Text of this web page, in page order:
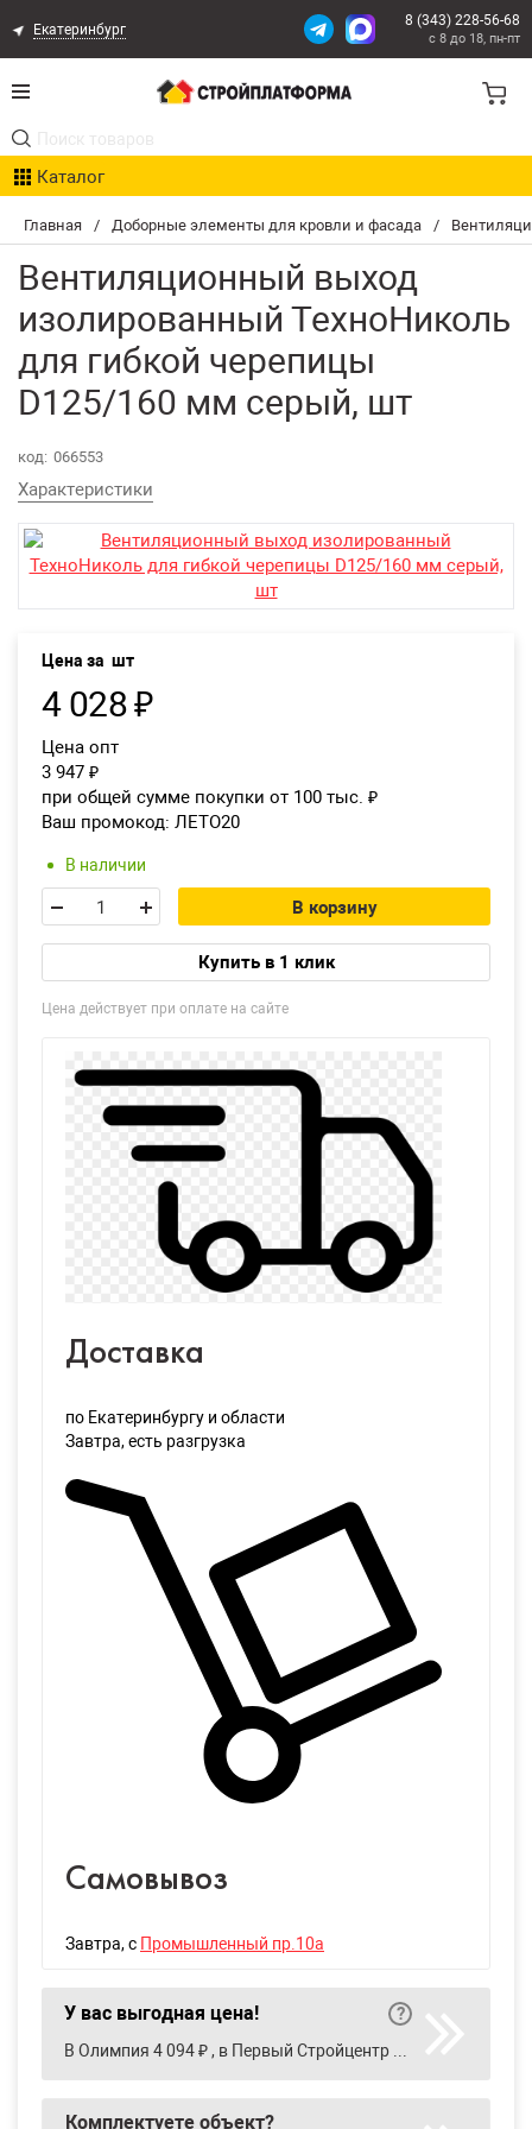
Главная / Доборные элементы для кровли и фасада /
Вентиляционный выход
изолированный ТехноНиколь
для гибкой черепицы
D125/160 мм серый, шт
код: 066553
Характеристики
Цена за шт
4 028₽
Цена опт
3 947 ₽
при общей сумме покупки от 100 тыс. ₽
Ваш промокод: ЛЕТО20
В наличии
В корзину
Купить в 1 клик
Цена действует при оплате на сайте
Доставка
по Екатеринбургу и области
Завтра, есть разгрузка
Самовывоз
Завтра, с Промышленный пр.10а
У вас выгодная цена!
Комплектуете объект?
Екатеринбург
8 (343) 228-56-68
с 8 до 18, пн-пт
Каталог
Акции
Расчет доставки
Организациям
Опыт поставок
Статьи
Оплата и Доставка
Возврат товара